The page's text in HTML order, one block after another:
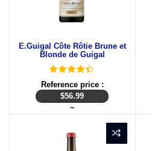
E.Guigal Côte Rôtie Brune et
Blonde de Guigal
Reference price :
$56.99
~